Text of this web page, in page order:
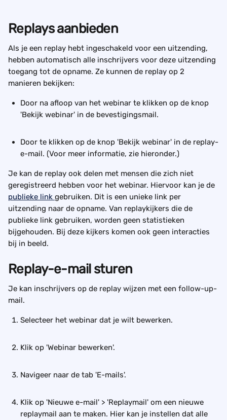
Replays aanbieden
Als je een replay hebt ingeschakeld voor een uitzending,
hebben automatisch alle inschrijvers voor deze uitzending
toegang tot de opname. Ze kunnen de replay op 2
manieren bekijken:
Door na afloop van het webinar te klikken op de knop
'Bekijk webinar' in de bevestigingsmail.
Door te klikken op de knop 'Bekijk webinar' in de replay-
e-mail. (Voor meer informatie, zie hieronder.)
Je kan de replay ook delen met mensen die zich niet
geregistreerd hebben voor het webinar. Hiervoor kan je de
publieke link gebruiken. Dit is een unieke link per
uitzending naar de opname. Van replaykijkers die de
publieke link gebruiken, worden geen statistieken
bijgehouden. Bij deze kijkers komen ook geen interacties
bij in beeld.
Replay-e-mail sturen
Je kan inschrijvers op de replay wijzen met een follow-up-
mail.
Selecteer het webinar dat je wilt bewerken.
Klik op 'Webinar bewerken'.
Navigeer naar de tab 'E-mails'.
Klik op 'Nieuwe e-mail' > 'Replaymail' om een nieuwe
replaymail aan te maken. Hier kan je instellen dat alle